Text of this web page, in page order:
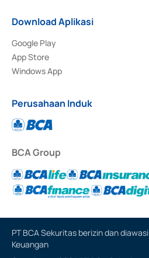
Download Aplikasi
Google Play
App Store
Windows App
Perusahaan Induk
BCA Group
PT BCA Sekuritas berizin dan
Keuangan